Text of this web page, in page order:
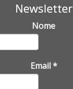
Newsletter
Nome
Email*